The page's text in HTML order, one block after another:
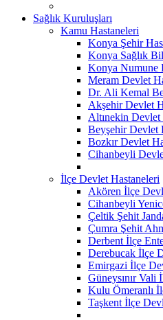
Sağlık Kuruluşları
Kamu Hastaneleri
Konya Şehir
Konya Sağlık
Konya Numune
Meram Devlet
Dr. Ali Kemal
Akşehir Devlet
Altınekin Devlet
Beyşehir Devlet
Bozkır Devlet
Cihanbeyli
İlçe Devlet Hastaneleri
Akören İlçe
Cihanbeyli
Çeltik Şehit
Çumra Şehit
Derbent İlçe
Derebucak İlçe
Emirgazi İlçe
Güneysınır Vali
Kulu Ömeranlı
Taşkent İlçe